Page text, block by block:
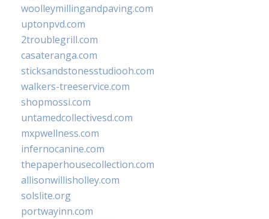
woolleymillingandpaving.com
uptonpvd.com
2troublegrill.com
casateranga.com
sticksandstonesstudiooh.com
walkers-treeservice.com
shopmossi.com
untamedcollectivesd.com
mxpwellness.com
infernocanine.com
thepaperhousecollection.com
allisonwillisholley.com
solslite.org
portwayinn.com